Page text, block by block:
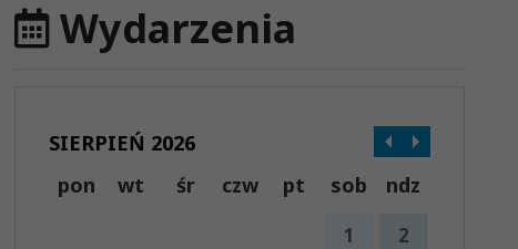
Wydarzenia
SIERPIEŃ 2026
pon
wt śr czw pt sob ndz
1 2